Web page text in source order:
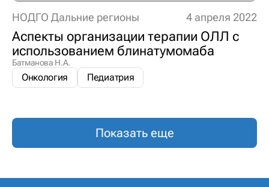
НОДГО Дальние регионы 4 апреля 2022
Аспекты организации терапии ОЛЛ с
использованием блинатумомаба
Батманова Н.А.
Онкология Педиатрия
Показать еще